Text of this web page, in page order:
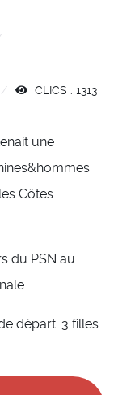
CLICS : 1313
une
Côtes
du PSN au
départ: 3 filles